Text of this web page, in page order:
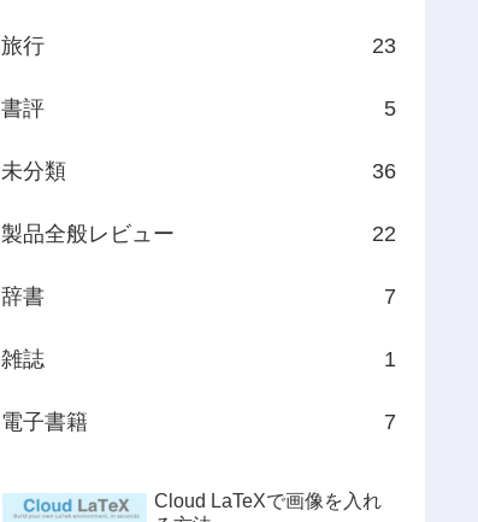
旅行 23
書評 5
未分類 36
製品全般レビュー 22
辞書 7
雑誌 1
電子書籍 7
Cloud LaTeXで画像を入れ